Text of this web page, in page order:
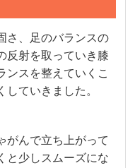
さ、足のバランスの
反射を取っていき膝
ンスを整えていくこ
ていきました。
がんで立ち上がって
と少しスムーズにな